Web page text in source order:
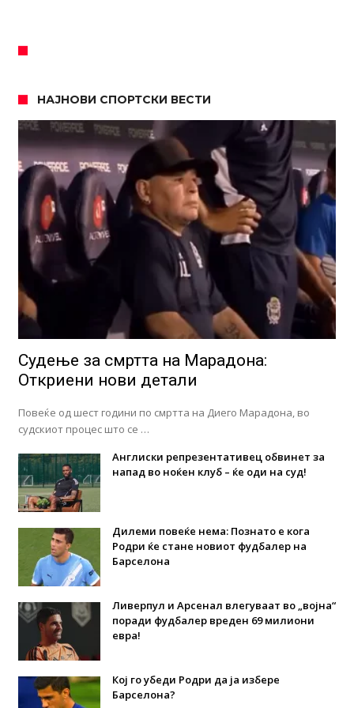
НАЈНОВИ СПОРТСКИ ВЕСТИ
Судење за смртта на Марадона:
Откриени нови детали
Повеќе од шест години по смртта на Диего Марадона, во
судскиот процес што се …
Англиски репрезентативец обвинет за
напад во ноќен клуб – ќе оди на суд!
Дилеми повеќе нема: Познато е кога
Родри ќе стане новиот фудбалер на
Барселона
Ливерпул и Арсенал влегуваат во „војна“
поради фудбалер вреден 69 милиони
евра!
Кој го убеди Родри да ја избере
Барселона?